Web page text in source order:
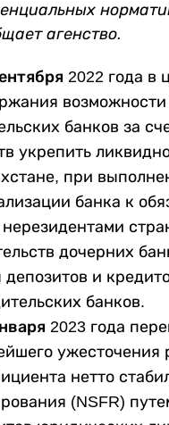
агенство.
2022 года в
банков за
укрепить
при
банка к
дочерних
и
банков.
2023 года
ужесточения
нетто
(NSFR)